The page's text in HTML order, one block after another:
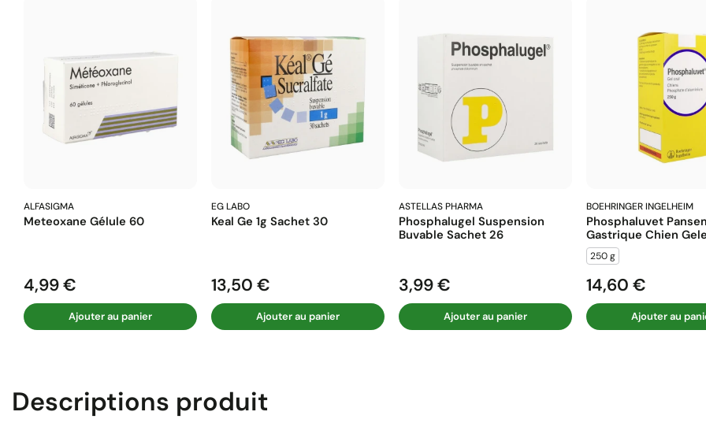
ALFASIGMA
Meteoxane Gélule 60
Prix
4,99 €
Ajouter au panier
EG LABO
Keal Ge 1g Sachet 30
Prix
13,50 €
Ajouter au panier
ASTELLAS PHARMA
Phosphalugel Suspension
Buvable Sachet 26
Prix
3,99 €
Ajouter au panier
BOEHRINGER INGELHEIM
Phosphaluvet
Gastrique Chien
250 g
Prix
14,60 €
Ajouter au
Descriptions produit